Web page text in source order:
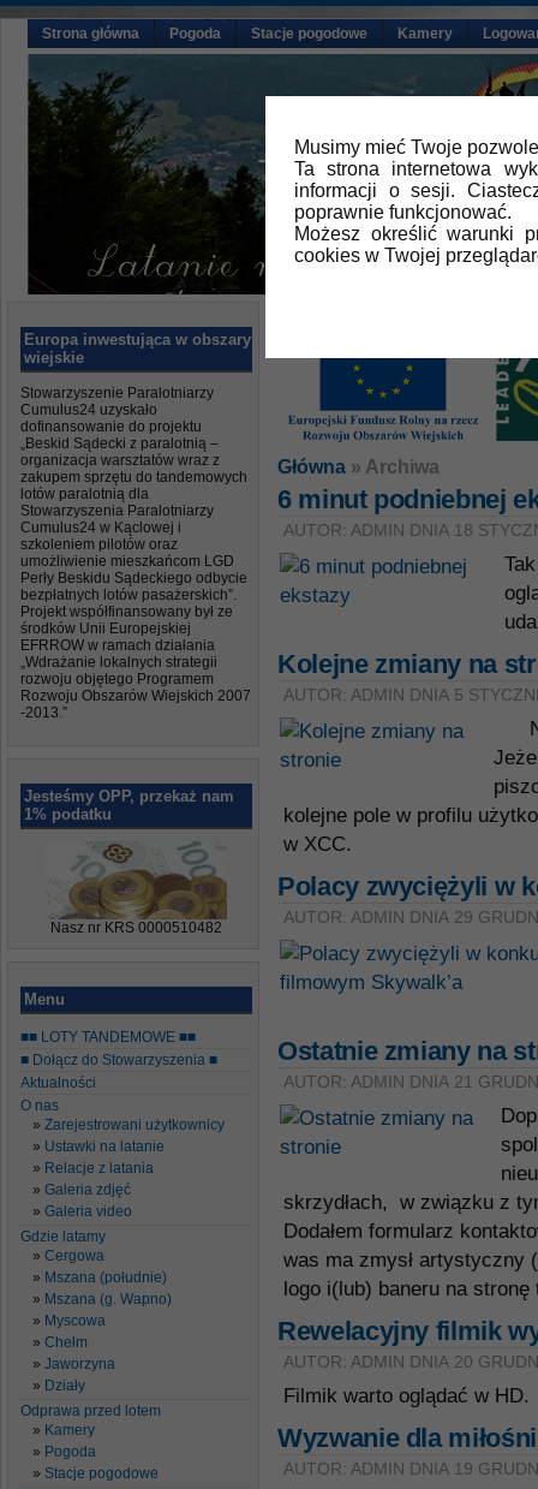
Musimy mieć Twoje
Ta strona internetowa
informacji o sesji.
poprawnie funkcjonować.
Możesz określić warunki
cookies w Twojej
Strona główna Pogoda Stacje pogodowe Kamery
Europa inwestująca w obszary
wiejskie
Stowarzyszenie Paralotniarzy
Cumulus24 uzyskało
dofinansowanie do projektu
„Beskid Sądecki z paralotnią –
organizacja warsztatów wraz z
zakupem sprzętu do tandemowych
lotów paralotnią dla
Stowarzyszenia Paralotniarzy
Cumulus24 w Kąclowej i
szkoleniem pilotów oraz
umożliwienie mieszkańcom LGD
Perły Beskidu Sądeckiego odbycie
bezpłatnych lotów pasażerskich”.
Projekt współfinansowany był ze
środków Unii Europejskiej
EFRROW w ramach działania
„Wdrażanie lokalnych strategii
rozwoju objętego Programem
Rozwoju Obszarów Wiejskich 2007
-2013.”
Jesteśmy OPP, przekaż nam
1% podatku
Nasz nr KRS 0000510482
Menu
■■ LOTY TANDEMOWE ■■
■ Dołącz do Stowarzyszenia ■
Aktualności
O nas
Zarejestrowani użytkownicy
Ustawki na latanie
Relacje z latania
Galeria zdjęć
Galeria video
Gdzie latamy
Cergowa
Mszana (południe)
Mszana (g. Wapno)
Myscowa
Chełm
Jaworzyna
Działy
Odprawa przed lotem
Kamery
Pogoda
Stacje pogodowe
Główna » Archiwa
6 minut podniebnej
AUTOR: ADMIN DNIA 18
Kolejne zmiany na
AUTOR: ADMIN DNIA 5
Na
kolejne pole w profilu
w XCC.
Polacy zwyciężyli w
AUTOR: ADMIN DNIA 29
Ostatnie zmiany na
AUTOR: ADMIN DNIA 21
skrzydłach, w związku z
Dodałem formularz
was ma zmysł artystyczny
logo i(lub) baneru na
Rewelacyjny filmik
AUTOR: ADMIN DNIA 20
Filmik warto oglądać w HD.
Wyzwanie dla
AUTOR: ADMIN DNIA 19